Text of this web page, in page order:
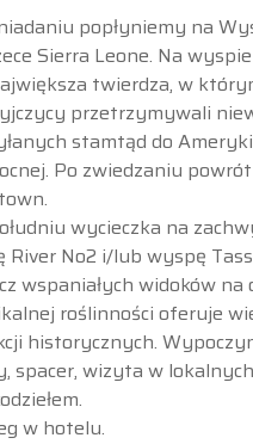
popłyniemy na
Sierra Leone. Na
twierdza, w
przetrzymywali
stamtąd do Ameryki
Po zwiedzaniu
wycieczka na
River No2 i/lub wyspę
wspaniałych widoków na
roślinności oferuje
historycznych.
spacer, wizyta w
w hotelu.